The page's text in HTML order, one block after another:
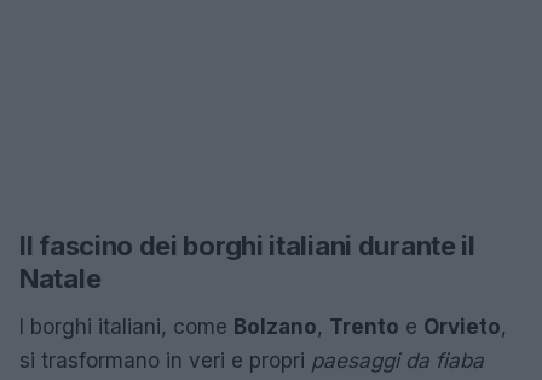
Il fascino dei borghi italiani durante il
Natale
I borghi italiani, come Bolzano, Trento e Orvieto,
si trasformano in veri e propri paesaggi da fiaba